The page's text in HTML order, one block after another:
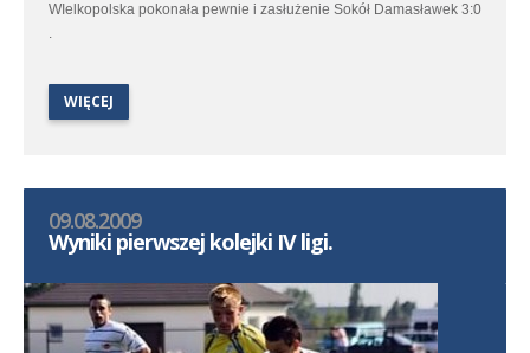
WIelkopolska pokonała pewnie i zasłużenie Sokół Damasławek 3:0
.
WIĘCEJ
09.08.2009
Wyniki pierwszej kolejki IV ligi.